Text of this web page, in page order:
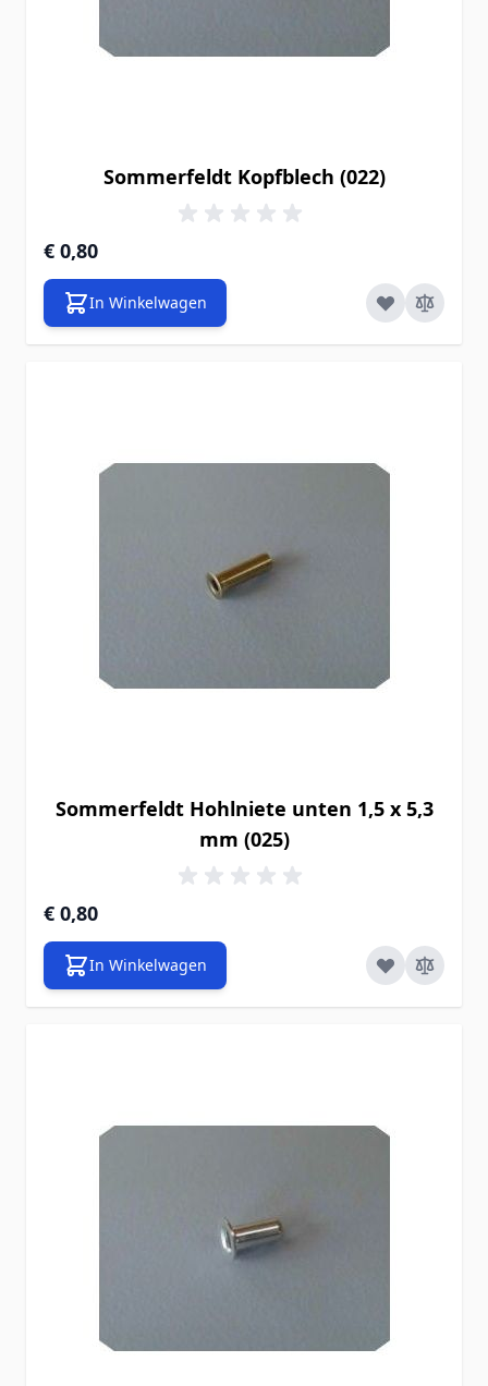
Sommerfeldt Kopfblech (022)
€ 0,80
In Winkelwagen
Sommerfeldt Hohlniete unten 1,5 x 5,3
mm (025)
€ 0,80
In Winkelwagen